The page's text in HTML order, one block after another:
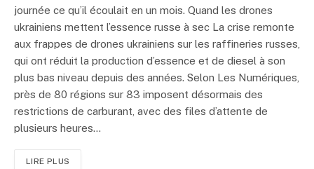
journée ce qu’il écoulait en un mois. Quand les drones
ukrainiens mettent l’essence russe à sec La crise remonte
aux frappes de drones ukrainiens sur les raffineries russes,
qui ont réduit la production d’essence et de diesel à son
plus bas niveau depuis des années. Selon Les Numériques,
près de 80 régions sur 83 imposent désormais des
restrictions de carburant, avec des files d’attente de
plusieurs heures…
LIRE PLUS